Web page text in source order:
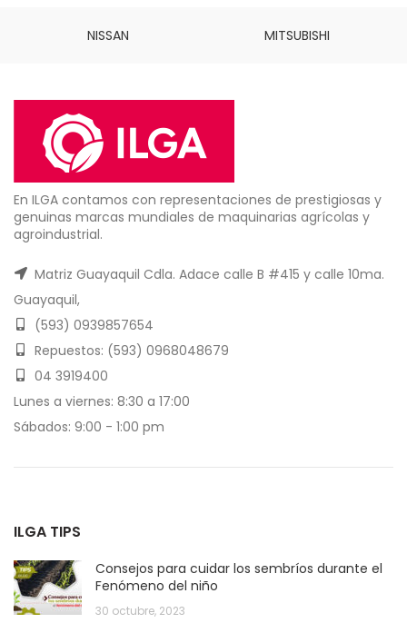
NISSAN MITSUBISHI
En ILGA contamos con representaciones de prestigiosas y
genuinas marcas mundiales de maquinarias agrícolas y
agroindustrial.
Matriz Guayaquil Cdla. Adace calle B #415 y calle 10ma.
Guayaquil,
(593) 0939857654
Repuestos: (593) 0968048679
04 3919400
Lunes a viernes: 8:30 a 17:00
Sábados: 9:00 - 1:00 pm
ILGA TIPS
Consejos para cuidar los sembríos durante el
Fenómeno del niño
30 octubre, 2023